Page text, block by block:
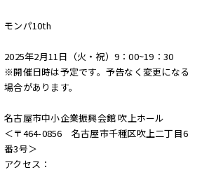
モンパ10th
2025年2月11日（火・祝）9：00~19：30
※開催日時は予定です。予告なく変更になる
場合があります。
名古屋市中小企業振興会館 吹上ホール
＜〒464-0856 名古屋市千種区吹上二丁目6
番3号＞
アクセス：